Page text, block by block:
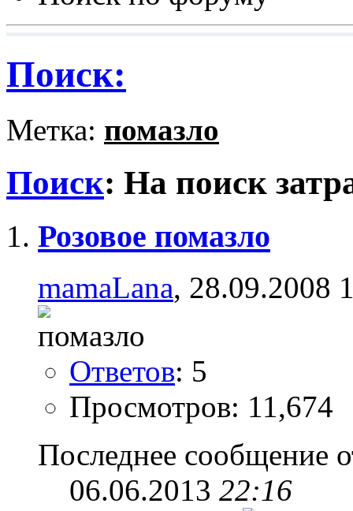
Поиск:
Метка: помазло
Поиск: На поиск
Розовое помазло
mamaLana, 28.09.2008
Ответов: 5
Просмотров: 11,674
Последнее сообщение
06.06.2013 22:16